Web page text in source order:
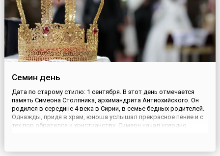
Семин день
Дата по старому стилю: 1 сентября. В этот день отмечается
память Симеона Столпника, архимандрита Антиохийского. Он
родился в середине 4 века в Сирии, в семье бедных родителей.
Однажды, придя в храм, юноша услышал прекрасное пение и с
тех пор обратился к христианству. Симеон начал усердно